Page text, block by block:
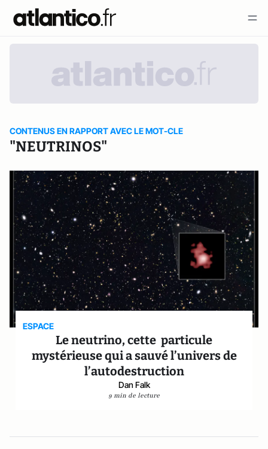
CONTENUS EN RAPPORT AVEC LE MOT-CLE
"NEUTRINOS"
ESPACE
Le neutrino, cette particule
mystérieuse qui a sauvé l’univers de
l’autodestruction
Dan Falk
9 min de lecture